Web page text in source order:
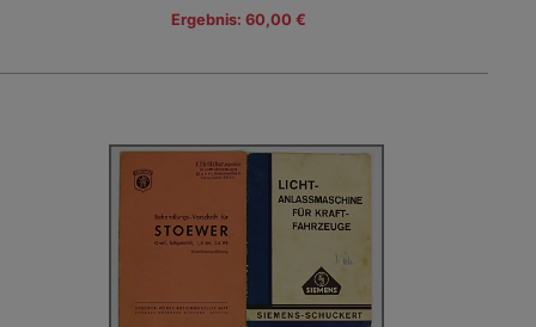
Ergebnis: 60,00 €